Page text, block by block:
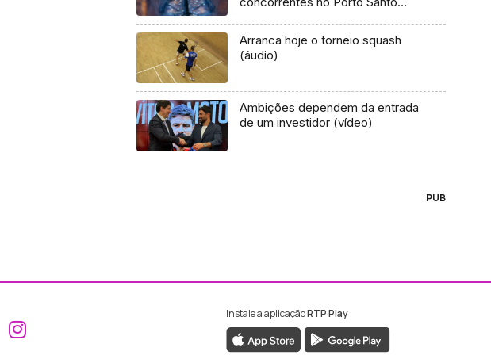
Arranca hoje o torneio squash
(áudio)
Ambições dependem da entrada
de um investidor (vídeo)
PUB
Aceder ao Facebook da RTP Madeira
Aceder ao Instagram da RTP Madeira
Instale a aplicaçãoRTP Play